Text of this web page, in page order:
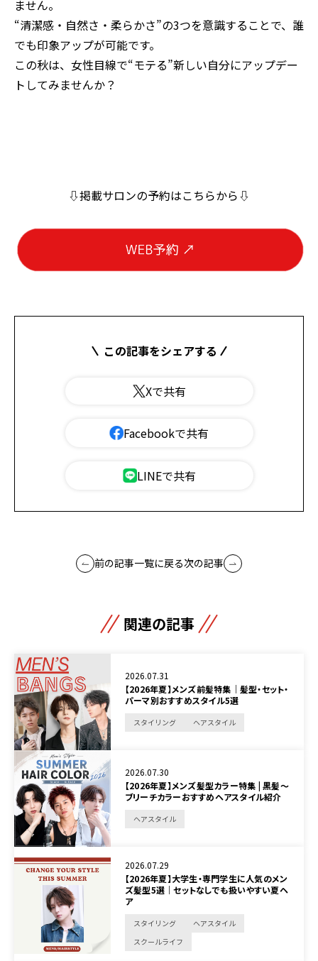
ません。
“清潔感・自然さ・柔らかさ”の3つを意識することで、誰
でも印象アップが可能です。
この秋は、女性目線で“モテる”新しい自分にアップデー
トしてみませんか？
⇩掲載サロンの予約はこちらから⇩
この記事をシェアする
Xで共有
Facebookで共有
LINEで共有
前の記事一覧に戻る次の記事
関連の記事
2026.07.31
【2026年夏】メンズ前髪特集｜髪型・セット・
パーマ別おすすめスタイル5選
スタイリング ヘアスタイル
2026.07.30
【2026年夏】メンズ髪型カラー特集 | 黒髪～
ブリーチカラーおすすめヘアスタイル紹介
ヘアスタイル
2026.07.29
【2026年夏】大学生・専門学生に人気のメン
ズ髪型5選｜セットなしでも扱いやすい夏ヘ
ア
スタイリング
ヘアスタイル
スクールライフ